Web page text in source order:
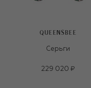
QUEENSBEE
Серьги
229 020 ₽